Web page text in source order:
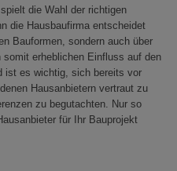
die Wahl der richtigen
die Hausbaufirma entscheidet
Bauformen, sondern auch über
erheblichen Einfluss auf den
ist es wichtig, sich bereits vor
Hausanbietern vertraut zu
zu begutachten. Nur so
für Ihr Bauprojekt